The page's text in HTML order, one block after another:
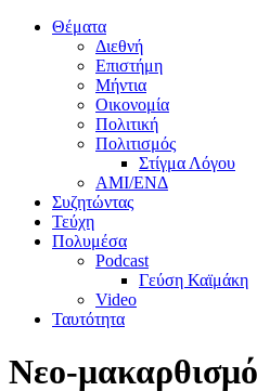
Θέματα
Διεθνή
Επιστήμη
Μήντια
Οικονομία
Πολιτική
Πολιτισμός
Στίγμα Λόγου
AMI/ΕΝΔ
Συζητώντας
Τεύχη
Πολυμέσα
Podcast
Γεύση Καϊμάκη
Video
Ταυτότητα
Νεο-